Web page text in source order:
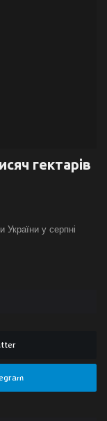
гектарів
України у серпні